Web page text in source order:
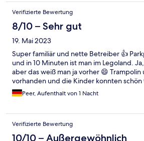
meinen Aufenthalt so angenehm wie
beantworteten geduldig alle meine
Hotels war ein großes Plus für meinen
mich gut erholen und entspannen, fernab
Hektik der Stadt. Es war eine wahre
friedlichen Ort zu sein und die Stille zu
Verifizierte Bewertung
8/10 – Sehr gut
19. Mai 2023
Super familiär und nette Betreiber 👍
und in 10 Minuten ist man im Legoland.
aber das weiß man ja vorher 😄
vorhanden und die Kinder konnten
Peer, Aufenthalt von 1 Nacht
Verifizierte Bewertung
10/10 – Außergewöhnlich